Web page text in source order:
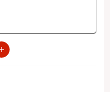
för att minska eller
västerbottenpaj, 27 kronor